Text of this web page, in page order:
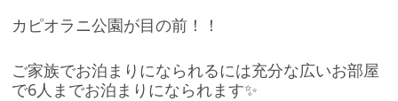
カピオラニ公園が目の前！！
ご家族でお泊まりになられるには充分な広いお部屋
で6人までお泊まりになられます✨